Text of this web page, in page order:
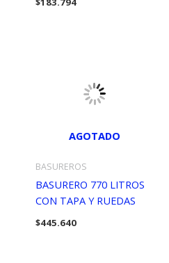
AGOTADO
BASUREROS
BASURERO 770 LITROS
CON TAPA Y RUEDAS
$445.640